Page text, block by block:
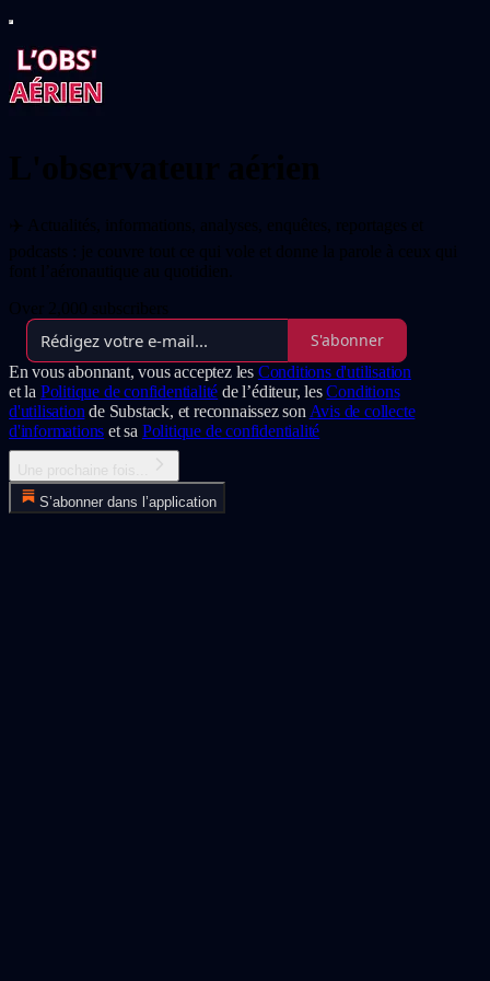
S'abonner
En vous abonnant, vous acceptez les Conditions d'utilisation
et la Politique de confidentialité de l’éditeur, lesConditions
d'utilisation de Substack, et reconnaissez son Avis de collecte
d'informations et sa Politique de confidentialité
S’abonner dans l’application